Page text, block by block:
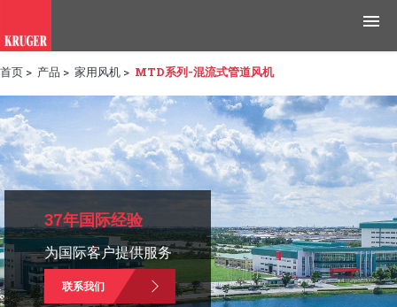
产品
应用领域
工具与资源
新闻媒体
为什么选择科禄格
首页 > 产品 > 家用风机 > MTD系列-混流式管道风机
37年国际经验
为国际客户提供服务
联系我们